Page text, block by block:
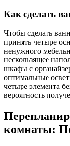
Как сделать
Чтобы сделать
принять четыре
ненужного
нескользящее
шкафы с
оптимальные
четыре элемента
вероятность
комнаты: